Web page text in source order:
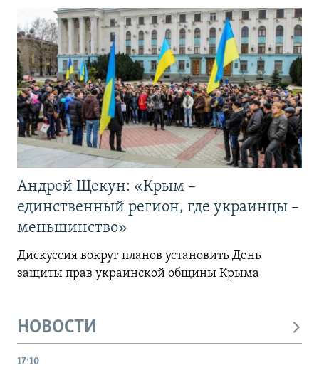
Андрей Щекун: «Крым –
единственный регион, где украинцы –
меньшинство»
Дискуссия вокруг планов установить День
защиты прав украинской общины Крыма
НОВОСТИ
17:10